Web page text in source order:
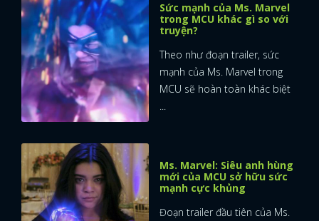
Sức mạnh của Ms. Marvel
trong MCU khác gì so với
truyện?
Theo như đoạn trailer, sức
mạnh của Ms. Marvel trong
MCU sẽ hoàn toàn khác biệt
...
Ms. Marvel: Siêu anh hùng
mới của MCU sở hữu sức
mạnh cực khủng
Đoạn trailer đầu tiên của Ms.